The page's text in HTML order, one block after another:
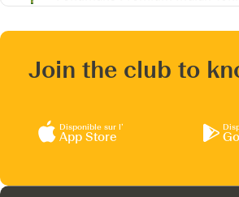
Join the club to
Disponible sur l’
App Store